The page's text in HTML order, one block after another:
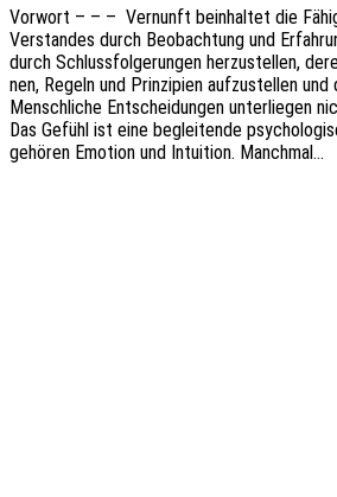
Vorwort – – – Vernunft beinhal­tet die
Verstan­des durch Beob­ach­tung und
durch Schluss­fol­ge­run­gen herzu­stel­len,
nen, Regeln und Prin­zi­pi­en aufzu­stel­len und
Mensch­li­che Entschei­dun­gen unter­lie­gen
Das Gefühl ist eine beglei­ten­de
gehö­ren Emoti­on und Intui­ti­on. Manchmal…